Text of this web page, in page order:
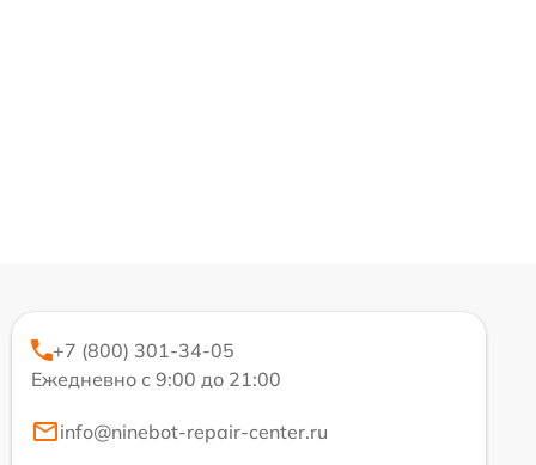
+7 (800) 301-34-05
Ежедневно с 9:00 до 21:00
info@ninebot-repair-center.ru